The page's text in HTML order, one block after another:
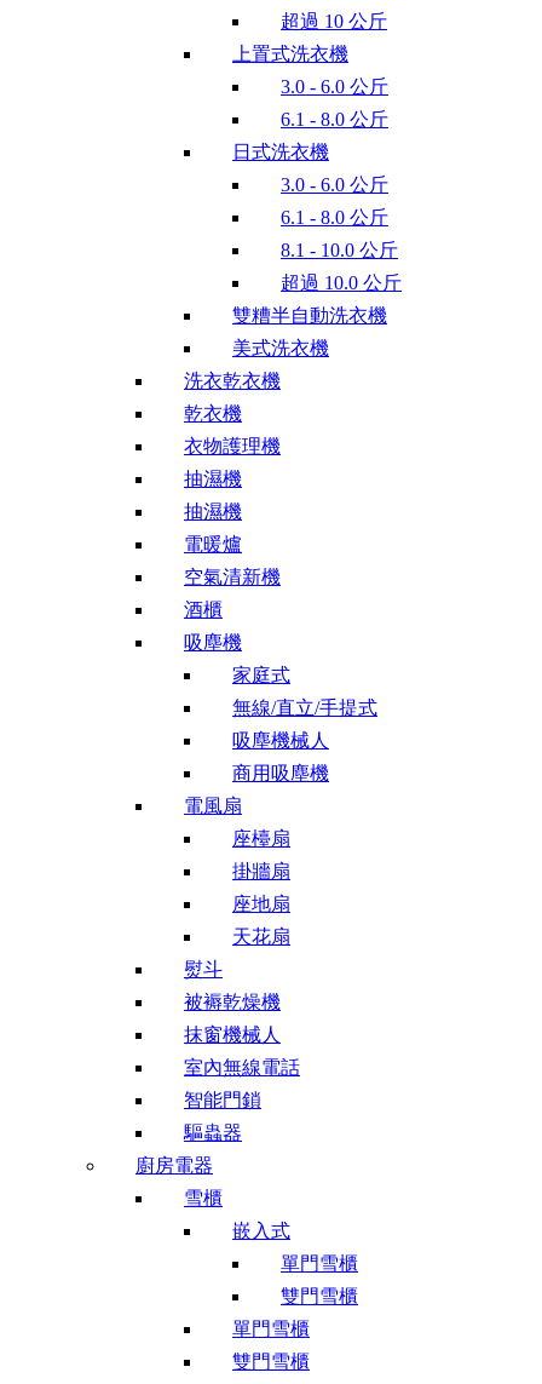
超過 10 公斤
上置式洗衣機
3.0 - 6.0 公斤
6.1 - 8.0 公斤
日式洗衣機
3.0 - 6.0 公斤
6.1 - 8.0 公斤
8.1 - 10.0 公斤
超過 10.0 公斤
雙糟半自動洗衣機
美式洗衣機
洗衣乾衣機
乾衣機
衣物護理機
抽濕機
抽濕機
電暖爐
空氣清新機
酒櫃
吸塵機
家庭式
無線/直立/手提式
吸塵機械人
商用吸塵機
電風扇
座檯扇
掛牆扇
座地扇
天花扇
熨斗
被褥乾燥機
抹窗機械人
室內無線電話
智能門鎖
驅蟲器
廚房電器
雪櫃
嵌入式
單門雪櫃
雙門雪櫃
單門雪櫃
雙門雪櫃